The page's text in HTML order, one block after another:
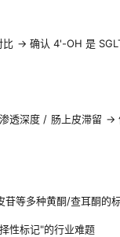
→ 确认 4'-OH 是
深度 / 肠上皮滞留 →
苷等多种黄酮/查耳酮的
性标记"的行业难题